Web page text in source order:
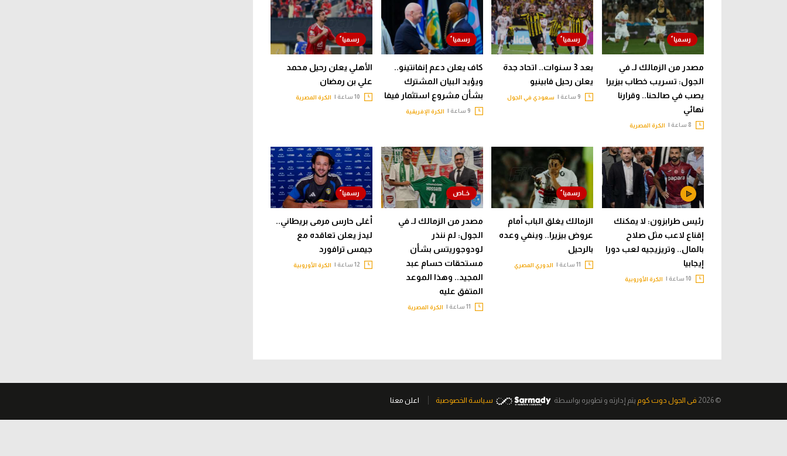
مصدر من الزمالك لـ في
الجول: تسريب خطاب بيزيرا
يصب في صالحنا.. وقرارنا
نهائي
الكرة المصرية
بعد 3 سنوات.. اتحاد جدة
يعلن رحيل فابينيو
سعودي في الجول
كاف يعلن دعم إنفانتينو..
ويؤيد البيان المشترك
بشأن مشروع استثمار فيفا
الكرة الإفريقية
الأهلي يعلن رحيل محمد
علي بن رمضان
الكرة المصرية
رئيس طرابزون: لا يمكنك
إقناع لاعب مثل صلاح
بالمال.. وتريزيجيه لعب دورا
إيجابيا
الكرة الأوروبية
الزمالك يغلق الباب أمام
عروض بيزيرا.. وينفي وعده
بالرحيل
الدوري المصري
مصدر من الزمالك لـ في
الجول: لم ننذر
لودوجوريتس بشأن
مستحقات حسام عبد
المجيد.. وهذا الموعد
المتفق عليه
الكرة المصرية
أغلى حارس مرمى بريطاني..
ليدز يعلن تعاقده مع
جيمس ترافورد
الكرة الأوروبية
© 2026 فى الجول دوت كوم يتم إدارته و تطويره بواسطة سياسة الخصوصية اعلن معنا